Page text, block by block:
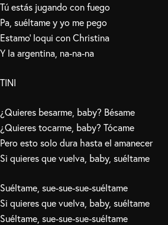
Tú estás jugando con fuego
Pa, suéltame y yo me pego
Estamo’ loqui con Christina
Y la argentina, na-na-na
TINI
¿Quieres besarme, baby? Bésame
¿Quieres tocarme, baby? Tócame
Pero esto solo dura hasta el amanecer
Si quieres que vuelva, baby, suéltame
Suéltame, sue-sue-sue-suéltame
Si quieres que vuelva, baby, suéltame
Suéltame, sue-sue-sue-suéltame